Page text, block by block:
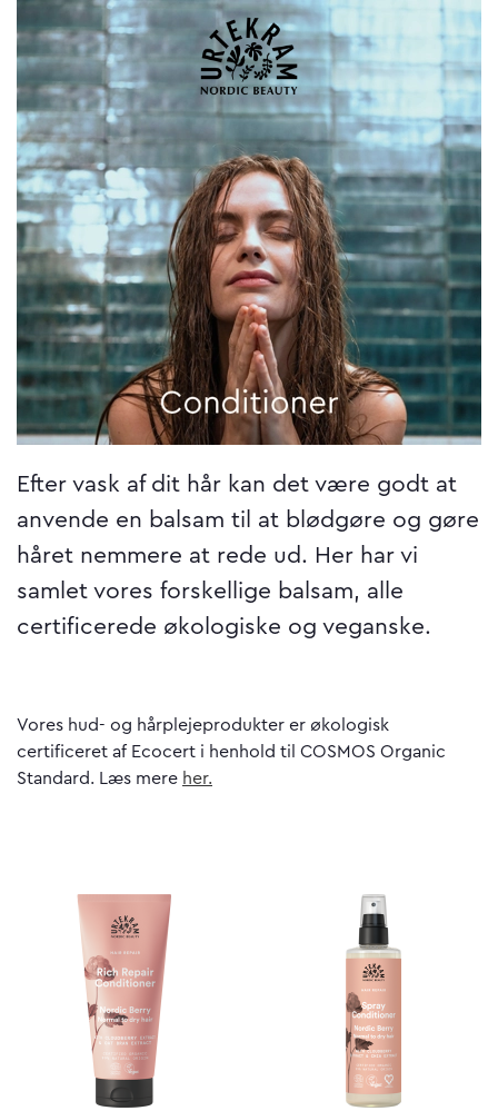
Efter vask af dit hår kan det være godt at
anvende en balsam til at blødgøre og gøre
håret nemmere at rede ud. Her har vi
samlet vores forskellige balsam, alle
certificerede økologiske og veganske.
Vores hud- og hårplejeprodukter er økologisk
certificeret af Ecocert i henhold til COSMOS Organic
Standard. Læs mere her.